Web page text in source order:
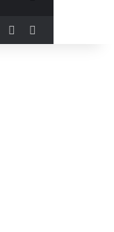
Log InRandom Article